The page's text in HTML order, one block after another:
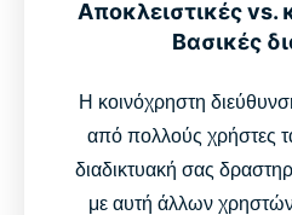
Αποκλειστικές vs.
Βασικές
Η κοινόχρηστη
από πολλούς χρήστες
διαδικτυακή σας
με αυτή άλλων